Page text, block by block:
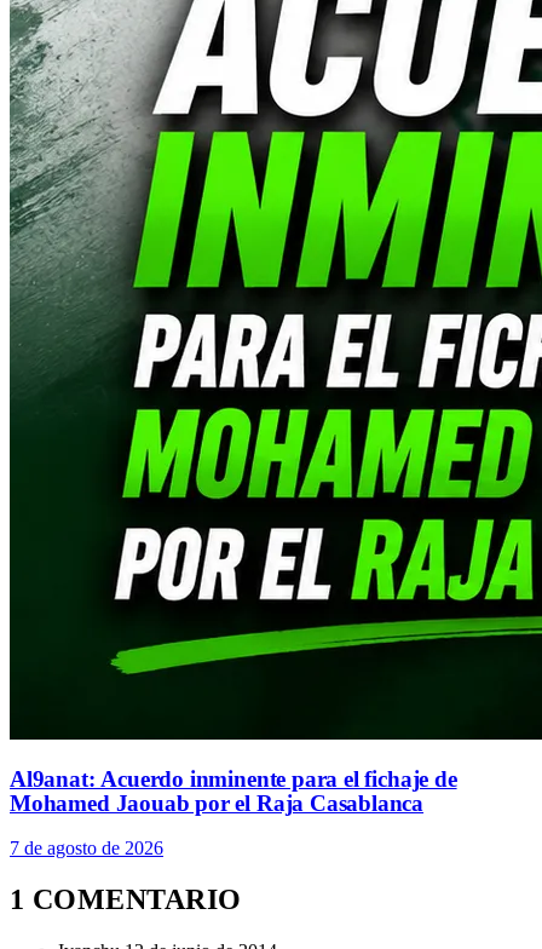
Al9anat: Acuerdo inminente para el fichaje de
Mohamed Jaouab por el Raja Casablanca
7 de agosto de 2026
1 COMENTARIO